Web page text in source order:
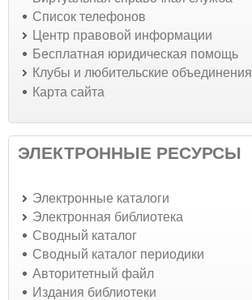
Список телефонов
Центр правовой информации
Бесплатная юридическая помощь
Клубы и любительские объединения
Карта сайта
ЭЛЕКТРОННЫЕ РЕСУРСЫ
Электронные каталоги
Электронная библиотека
Сводный каталог
Сводный каталог периодики
Авторитетный файл
Издания библиотеки